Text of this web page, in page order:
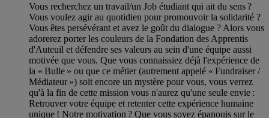
Vous recherchez un travail/un Job étudiant qui ait du sens ?
Vous voulez agir au quotidien pour promouvoir la solidarité ?
Vous êtes persévérant et avez le goût du dialogue ? Alors vous
adorerez porter les couleurs de la Fondation des Apprentis
d'Auteuil et défendre ses valeurs au sein d'une équipe aussi
motivée que vous. Que vous connaissiez déjà l'expérience de
la « Bulle » ou que ce métier (autrement appelé « Fundraiser /
Médiateur ») soit encore un mystère pour vous, vous verrez
qu'à la fin de cette mission vous n'aurez qu'une seule envie :
Retrouver votre équipe et retenter cette expérience humaine
unique ! Notre motivation ? Que vous soyez épanouis sur le